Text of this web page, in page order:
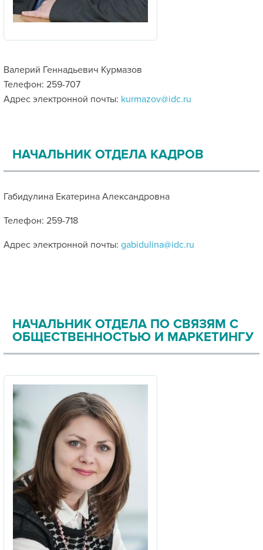
Валерий Геннадьевич Курмазов
Телефон: 259-707
Адрес электронной почты: kurmazov@idc.ru
НАЧАЛЬНИК ОТДЕЛА КАДРОВ
Габидулина Екатерина Александровна
Телефон: 259-718
Адрес электронной почты: gabidulina@idc.ru
НАЧАЛЬНИК ОТДЕЛА ПО СВЯЗЯМ С
ОБЩЕСТВЕННОСТЬЮ И МАРКЕТИНГУ